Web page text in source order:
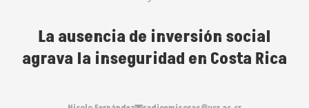
La ausencia de inversión social
agrava la inseguridad en Costa Rica